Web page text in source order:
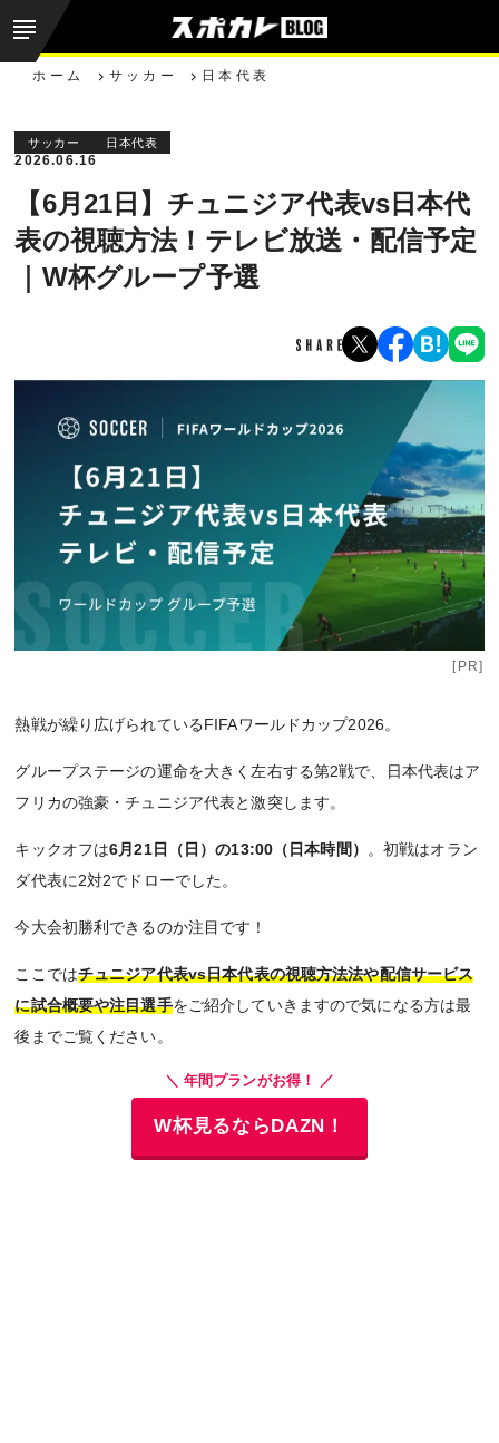
ホーム サッカー 日本代表
サッカー 日本代表
2026.06.16
【6月21日】チュニジア代表vs日本代
表の視聴方法！テレビ放送・配信予定
｜W杯グループ予選
[PR]
熱戦が繰り広げられているFIFAワールドカップ2026。
グループステージの運命を大きく左右する第2戦で、日本代表はア
フリカの強豪・チュニジア代表と激突します。
キックオフは6月21日（日）の13:00（日本時間） 。初戦はオラン
ダ代表に2対2でドローでした。
今大会初勝利できるのか注目です！
ここではチュニジア代表vs日本代表の視聴方法法や配信サービス
に試合概要や注目選手をご紹介していきますので気になる方は最
後までご覧ください。
＼ 年間プランがお得！ ／
W杯見るならDAZN！